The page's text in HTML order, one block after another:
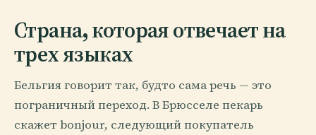
Страна, которая отвечает на
трех языках
Бельгия говорит так, будто сама речь — это
пограничный переход. В Брюсселе пекарь
скажет bonjour, следующий покупатель